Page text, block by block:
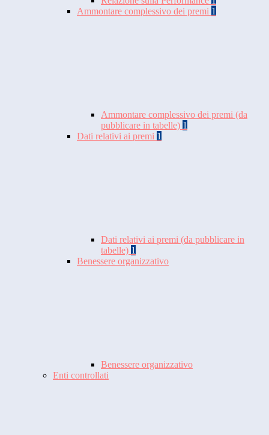
Ammontare complessivo dei premi 1
Ammontare complessivo dei premi (da
pubblicare in tabelle) 1
Dati relativi ai premi 1
Dati relativi ai premi (da pubblicare in
tabelle) 1
Benessere organizzativo
Benessere organizzativo
Enti controllati